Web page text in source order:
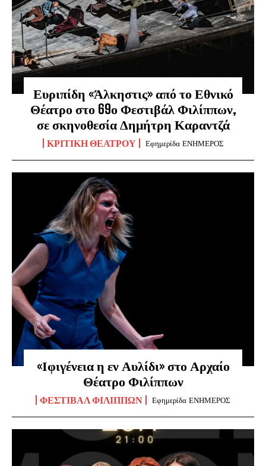
Ευριπίδη «Άλκηστις» από το Εθνικό
Θέατρο στο 69ο Φεστιβάλ Φιλίππων,
σε σκηνοθεσία Δημήτρη Καραντζά
ΚΡΙΤΙΚΉ ΘΕΆΤΡΟΥ Εφημερίδα ΕΝΗΜΕΡΟΣ
«Ιφιγένεια η εν Αυλίδι» στο Αρχαίο
Θέατρο Φιλίππων
ΦΕΣΤΙΒΆΛ ΦΙΛΊΠΠΩΝ Εφημερίδα ΕΝΗΜΕΡΟΣ